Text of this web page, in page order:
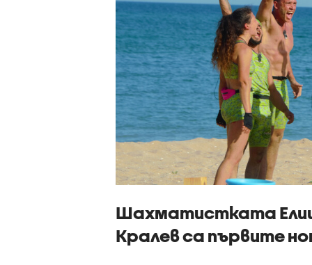
Шахматистката
Кралев са първите